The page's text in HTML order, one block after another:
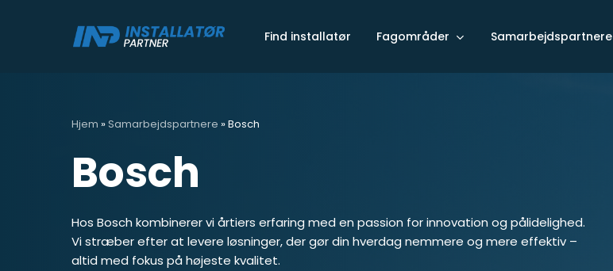
Find installatør Fagområder Samarbejdspartnere
Hjem »Samarbejdspartnere »Bosch
Bosch
Hos Bosch kombinerer vi årtiers erfaring med en passion for innovation og pålidelighed.
Vi stræber efter at levere løsninger, der gør din hverdag nemmere og mere effektiv –
altid med fokus på højeste kvalitet.